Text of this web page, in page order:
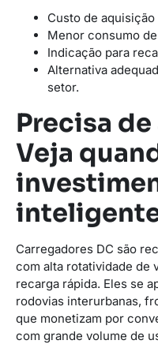
Custo de
Menor consumo
Indicação para
Alternativa
setor.
Precisa
Veja
Carregadores DC são
com alta rotatividade de
recarga rápida. Eles se
rodovias interurbanas,
que monetizam por
com grande volume de